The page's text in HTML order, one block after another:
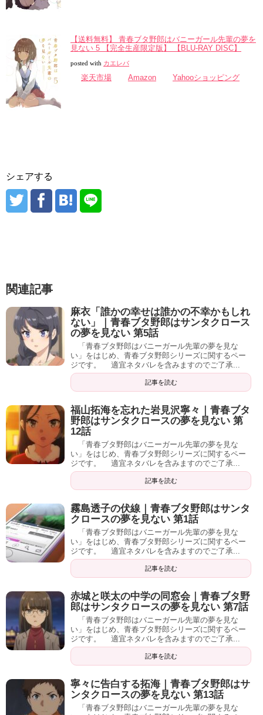
【送料無料】 青春ブタ野郎はバニーガール先輩の夢を
見ない 5 【完全生産限定版】 【BLU-RAY DISC】
posted with カエレバ
楽天市場 Amazon Yahooショッピング
シェアする
関連記事
麻衣「誰かの幸せは誰かの不幸かもしれ
ない」｜青春ブタ野郎はサンタクロース
の夢を見ない 第5話
「青春ブタ野郎はバニーガール先輩の夢を見な
い」をはじめ、青春ブタ野郎シリーズに関するペー
ジです。 適宜ネタバレを含みますのでご了承...
記事を読む
福山拓海を忘れた岩見沢寧々｜青春ブタ
野郎はサンタクロースの夢を見ない 第
12話
「青春ブタ野郎はバニーガール先輩の夢を見な
い」をはじめ、青春ブタ野郎シリーズに関するペー
ジです。 適宜ネタバレを含みますのでご了承...
記事を読む
霧島透子の伏線｜青春ブタ野郎はサンタ
クロースの夢を見ない 第1話
「青春ブタ野郎はバニーガール先輩の夢を見な
い」をはじめ、青春ブタ野郎シリーズに関するペー
ジです。 適宜ネタバレを含みますのでご了承...
記事を読む
赤城と咲太の中学の同窓会｜青春ブタ野
郎はサンタクロースの夢を見ない 第7話
「青春ブタ野郎はバニーガール先輩の夢を見な
い」をはじめ、青春ブタ野郎シリーズに関するペー
ジです。 適宜ネタバレを含みますのでご了承...
記事を読む
寧々に告白する拓海｜青春ブタ野郎はサ
ンタクロースの夢を見ない 第13話
「青春ブタ野郎はバニーガール先輩の夢を見な